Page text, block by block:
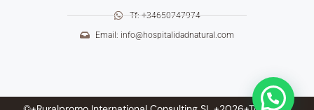
Tf: +34650747974
Email: info@hospitalidadnatural.com